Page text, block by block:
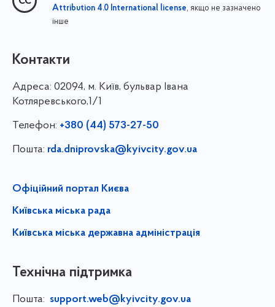
Attribution 4.0 International license, якщо не зазначено
інше
Контакти
Адреса: 02094, м. Київ, бульвар Івана
Котляревського,1/1
Телефон: +380 (44) 573-27-50
Пошта: rda.dniprovska@kyivcity.gov.ua
Офіційний портал Києва
Київська міська рада
Київська міська державна адміністрація
Технічна підтримка
Пошта: support.web@kyivcity.gov.ua